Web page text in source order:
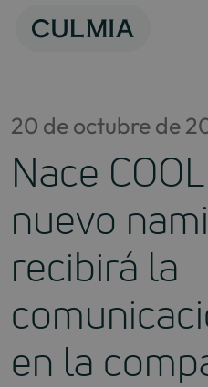
20 de octubre de
Nace
nuevo
recibirá la
en la